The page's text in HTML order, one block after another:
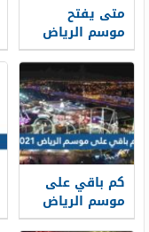
متى يفتح
موسم الرياض
2021
كم باقي على
موسم الرياض
2021